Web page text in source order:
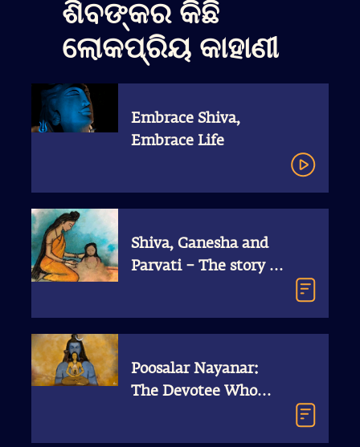
ଶିବଙ୍କର କିଛି
ଲୋକପ୍ରିୟ କାହାଣୀ
Embrace Shiva,
Embrace Life
Shiva, Ganesha and
Parvati – The story of
Poosalar Nayanar:
The Devotee Who